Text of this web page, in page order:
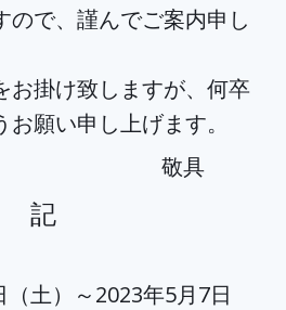
ので、謹んでご案内申し
お掛け致しますが、何卒
願い申し上げます。
敬具
記
土）～2023年5月7日